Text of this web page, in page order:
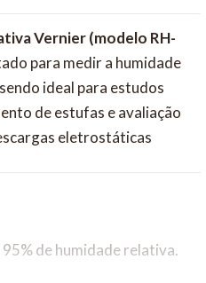
Vernier (modelo RH-
para medir a humidade
ideal para estudos
de estufas e avaliação
eletrostáticas
95% de humidade relativa.